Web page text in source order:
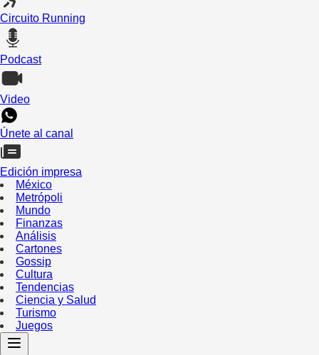
Circuito Running
Podcast
Video
Únete al canal
Edición impresa
México
Metrópoli
Mundo
Finanzas
Análisis
Cartones
Gossip
Cultura
Tendencias
Ciencia y Salud
Turismo
Juegos